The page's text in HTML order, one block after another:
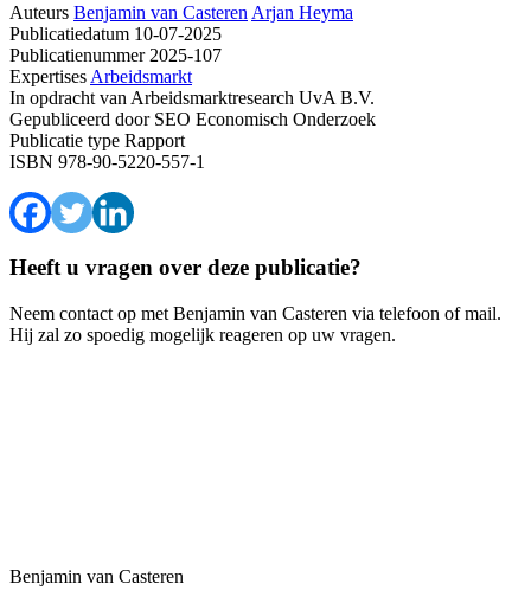
Auteurs Benjamin van Casteren Arjan Heyma
Publicatiedatum 10-07-2025
Publicatienummer2025-107
Expertises Arbeidsmarkt
In opdracht van Arbeidsmarktresearch UvA B.V.
Gepubliceerd doorSEO Economisch Onderzoek
Publicatie type Rapport
ISBN 978-90-5220-557-1
Heeft u vragen over deze publicatie?
Neem contact op met Benjamin van Casteren via telefoon of mail.
Hij zal zo spoedig mogelijk reageren op uw vragen.
Benjamin van Casteren